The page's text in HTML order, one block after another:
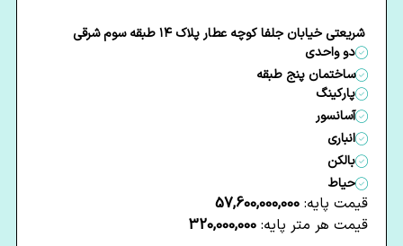
شریعتی خیابان جلفا کوچه عطار پلاک ۱۴ طبقه سوم شرقی
دو واحدی
ساختمان پنج طبقه
پارکینگ
آسانسور
انباری
بالکن
حیاط
قیمت پایه: 57,600,000,000
قیمت هر متر پایه: 320,000,000